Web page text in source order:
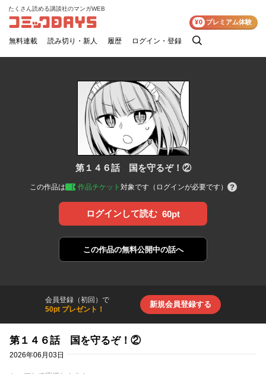
コミックDAYS
たくさん読める講談社のマンガWEB
無料連載 読み切り・新人 履歴 ログイン・登録
検
¥0 プレミアム体験
第１４６話 国を守るぞ！②
この作品は 作品チケット 対象です（ログインが必要です）
ログインして読む 60pt
この作品の無料公開中の話へ
会員登録（初回）で
50pt プレゼント！
新規会員登録する
第１４６話 国を守るぞ！②
2026年06月03日